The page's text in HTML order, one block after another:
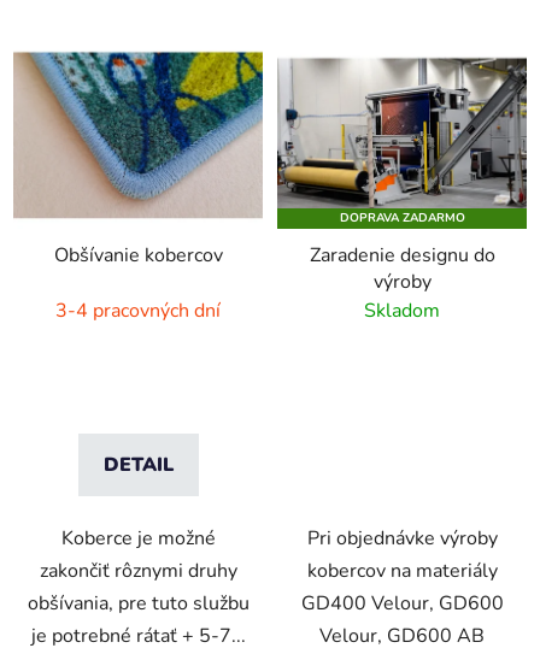
Obšívanie kobercov
3-4 pracovných dní
DETAIL
Koberce je možné
zakončiť rôznymi druhy
obšívania, pre tuto službu
je potrebné rátať + 5-7...
DOPRAVA ZADARMO
Zaradenie designu do
výroby
Skladom
Pri objednávke výroby
kobercov na materiály
GD400 Velour, GD600
Velour, GD600 AB